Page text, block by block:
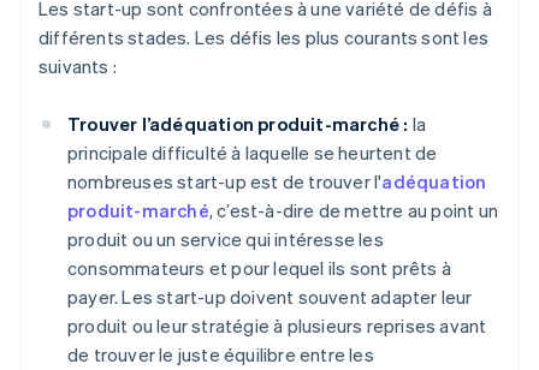
Les start-up sont confrontées à une variété de défis à
différents stades. Les défis les plus courants sont les
suivants :
Trouver l’adéquation produit-marché : la
principale difficulté à laquelle se heurtent de
nombreuses start-up est de trouver l'adéquation
produit-marché, c’est-à-dire de mettre au point un
produit ou un service qui intéresse les
consommateurs et pour lequel ils sont prêts à
payer. Les start-up doivent souvent adapter leur
produit ou leur stratégie à plusieurs reprises avant
de trouver le juste équilibre entre les